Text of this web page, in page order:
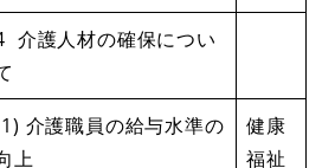
介護人材の確保につい
介護職員の給与水準の
上
健康
福祉